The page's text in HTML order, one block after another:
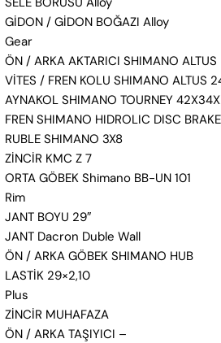
GİDON / GİDON BOĞAZI Alloy
Gear
ÖN / ARKA AKTARICI SHIMANO ALTUS
VİTES / FREN KOLU SHIMANO ALTUS
AYNAKOL SHIMANO TOURNEY
FREN SHIMANO HIDROLIC DISC BRAKE
RUBLE SHIMANO 3X8
ZİNCİR KMC Z 7
ORTA GÖBEK Shimano BB-UN 101
Rim
JANT BOYU 29″
JANT Dacron Duble Wall
ÖN / ARKA GÖBEK SHIMANO HUB
LASTİK 29×2,10
Plus
ZİNCİR MUHAFAZA
ÖN / ARKA TAŞIYICI –